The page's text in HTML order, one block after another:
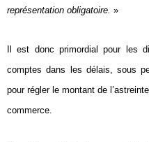
représentation obligatoire. »
Il est donc primordial pour les
comptes dans les délais, sous
pour régler le montant de
commerce.